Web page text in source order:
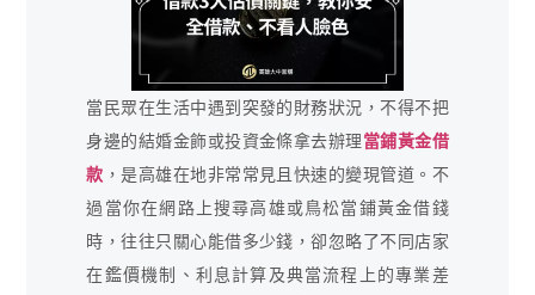
當民眾在生活中遇到突發的財務狀況，不得不把
身邊的結婚金飾或投資金條拿去辦理當鋪黃金借
款 ，是高雄在地非常常見且快速的變現管道。不
過當你在網路上搜尋高雄或鳥松當鋪黃金借錢
時，往往只關心能借多少錢，卻忽略了不同店家
在鑑價機制、利息計算及典當流程上的專業差